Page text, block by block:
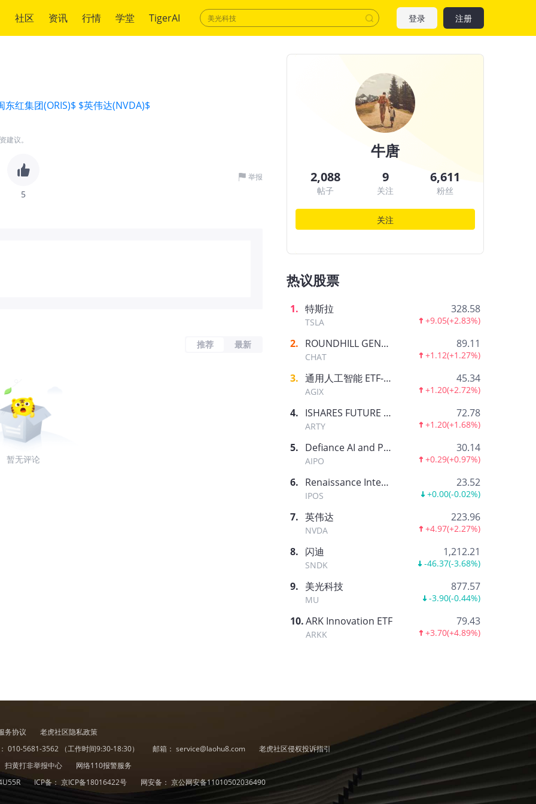
社区 资讯 行情 学堂 TigerAI 登录 注册
东红集团(ORIS)$ $英伟达(NVDA)$
建议。
5
举报
推荐 最新
暂无评论
牛唐
2,088
帖子
9
关注
6,611
粉丝
关注
热议股票
1. 特斯拉
TSLA
328.58
+9.05(+2.83%)
2. ROUNDHILL GENERATIVE AI & TECHNOLOGY ETF
CHAT
89.11
+1.12(+1.27%)
3. 通用人工智能 ETF-AGIX
AGIX
45.34
+1.20(+2.72%)
4. ISHARES FUTURE AI & TECH ETF
ARTY
72.78
+1.20(+1.68%)
5. Defiance AI and Power Infrastructure ETF
AIPO
30.14
+0.29(+0.97%)
6. Renaissance International IPO ETF
IPOS
23.52
+0.00(-0.02%)
7. 英伟达
NVDA
223.96
+4.97(+2.27%)
8. 闪迪
SNDK
1,212.21
-46.37(-3.68%)
9. 美光科技
MU
877.57
-3.90(-0.44%)
10.ARK Innovation ETF
ARKK
79.43
+3.70(+4.89%)
务协议
老虎社区隐私政策
010-5681-3562 （工作时间9:30-18:30） 邮箱： service@laohu8.com
老虎社区侵权投诉指引
扫黄打非举报中心
网络110报警服务
ICP备： 京ICP备18016422号 网安备： 京公网安备11010502036490